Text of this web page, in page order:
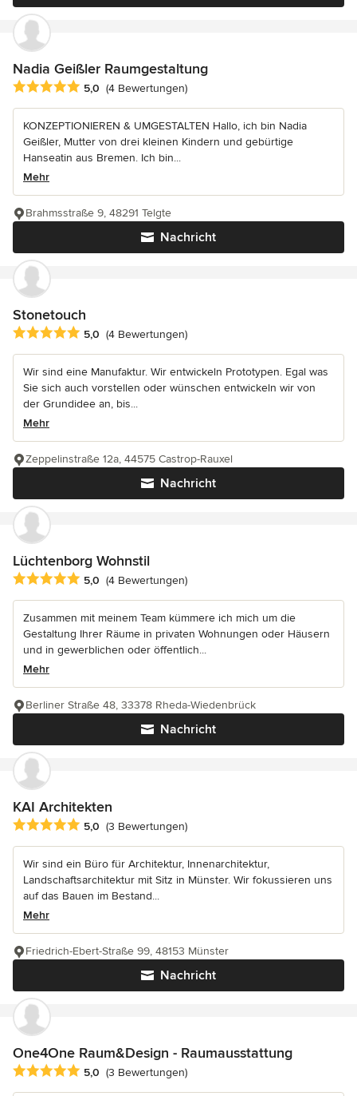
Nadia Geißler Raumgestaltung
Durchschnittliche Bewertung: 5 von 5 Sternen
5,0 (4 Bewertungen)
KONZEPTIONIEREN & UMGESTALTEN Hallo, ich bin Nadia
Geißler, Mutter von drei kleinen Kindern und gebürtige
Hanseatin aus Bremen. Ich bin...
Mehr
Nachricht
Brahmsstraße 9, 48291 Telgte
Stonetouch
Durchschnittliche Bewertung: 5 von 5 Sternen
5,0 (4 Bewertungen)
Wir sind eine Manufaktur. Wir entwickeln Prototypen. Egal was
Sie sich auch vorstellen oder wünschen entwickeln wir von
der Grundidee an, bis...
Mehr
Nachricht
Zeppelinstraße 12a, 44575 Castrop-Rauxel
Lüchtenborg Wohnstil
Durchschnittliche Bewertung: 5 von 5 Sternen
5,0 (4 Bewertungen)
Zusammen mit meinem Team kümmere ich mich um die
Gestaltung Ihrer Räume in privaten Wohnungen oder Häusern
und in gewerblichen oder öffentlich...
Mehr
Nachricht
Berliner Straße 48, 33378 Rheda-Wiedenbrück
KAI Architekten
Durchschnittliche Bewertung: 5 von 5 Sternen
5,0 (3 Bewertungen)
Wir sind ein Büro für Architektur, Innenarchitektur,
Landschaftsarchitektur mit Sitz in Münster. Wir fokussieren uns
auf das Bauen im Bestand...
Mehr
Nachricht
Friedrich-Ebert-Straße 99, 48153 Münster
One4One Raum&Design - Raumausstattung
Durchschnittliche Bewertung: 5 von 5 Sternen
5,0 (3 Bewertungen)